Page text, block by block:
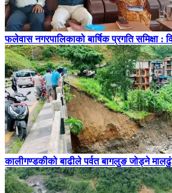
फलेवास नगरपालिकाको बार्षिक प्रगति समिक्षा :
कालीगण्डकीको बाढीले पर्वत बागलुङ जोड्ने